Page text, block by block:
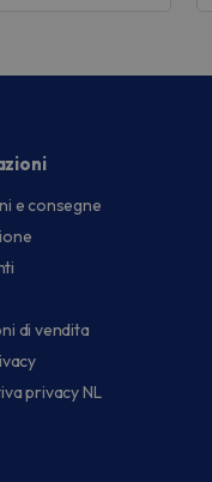
e consegne
di vendita
privacy NL